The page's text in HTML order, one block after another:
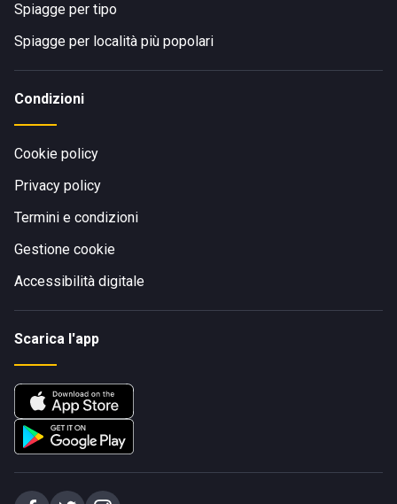
Spiagge per tipo
Spiagge per località più popolari
Condizioni
Cookie policy
Privacy policy
Termini e condizioni
Gestione cookie
Accessibilità digitale
Scarica l'app